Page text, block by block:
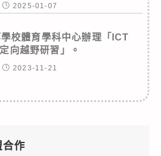
2025-01-07
校體育學科中心辦理「ICT
向越野研習」。
2023-11-21
合作